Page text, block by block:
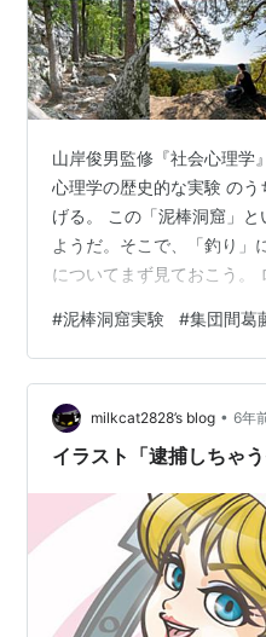
山岸俊男監修『社会心理学
心理学の歴史的な実験 の
げる。 この「泥棒洞窟」
ようだ。そこで、「釣り」
についてまず見ておこう。
窟」というより、「無法者
さそうだ。それはともかく
にある公園で、「3つの湖
あります。この公園は、悪
ムズとベルスターの隠れ家
#泥棒洞窟実験 #集団間葛
milkcat2828’s blog • 6年
イラスト「逮捕しちゃう